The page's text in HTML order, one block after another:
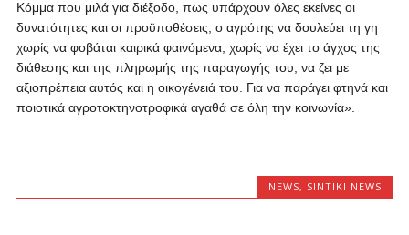
Κόμμα που μιλά για διέξοδο, πως υπάρχουν όλες εκείνες οι
δυνατότητες και οι προϋποθέσεις, ο αγρότης να δουλεύει τη γη
χωρίς να φοβάται καιρικά φαινόμενα, χωρίς να έχει το άγχος της
διάθεσης και της πληρωμής της παραγωγής του, να ζει με
αξιοπρέπεια αυτός και η οικογένειά του. Για να παράγει φτηνά και
ποιοτικά αγροτοκτηνοτροφικά αγαθά σε όλη την κοινωνία».
NEWS, SINTIKI NEWS